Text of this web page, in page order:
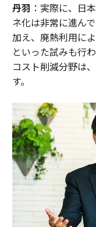
丹羽 ：実際に、日
ネ化は非常に進ん
加え、廃熱利用に
といった試みも行
コスト削減分野は
す。